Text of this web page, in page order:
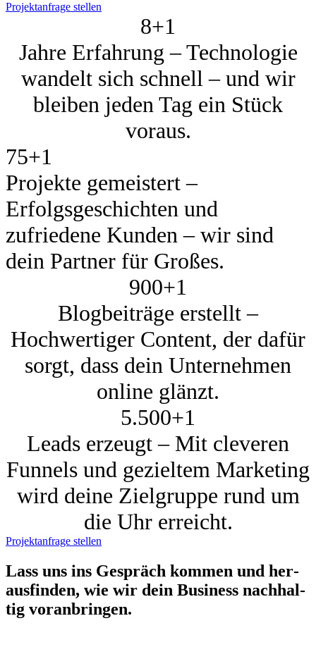
Projektanfrage stellen
8+1
Jahre Erfahrung – Technologie
wandelt sich schnell – und wir
bleiben jeden Tag ein Stück
voraus.
75+1
Projekte gemeistert –
Erfolgsgeschichten und
zufriedene Kunden – wir sind
dein Partner für Großes.
900+1
Blogbeiträge erstellt –
Hochwertiger Content, der dafür
sorgt, dass dein Unternehmen
online glänzt.
5.500+1
Leads erzeugt – Mit cleveren
Funnels und gezieltem Marketing
wird deine Zielgruppe rund um
die Uhr erreicht.
Projektanfrage stellen
Lass uns ins Gespräch kom­men und her­
aus­fin­den, wie wir dein Busi­ness nach­hal­
tig vor­an­brin­gen.